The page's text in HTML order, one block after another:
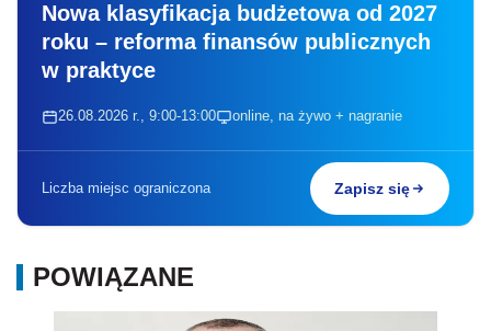
Nowa klasyfikacja budżetowa od 2027
roku – reforma finansów publicznych
w praktyce
26.08.2026 r., 9:00-13:00 online, na żywo + nagranie
Liczba miejsc ograniczona Zapisz się
POWIĄZANE